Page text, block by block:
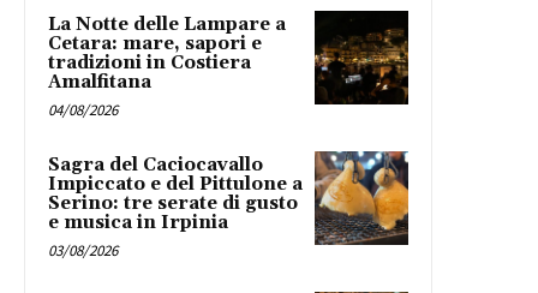
La Notte delle Lampare a
Cetara: mare, sapori e
tradizioni in Costiera
Amalfitana
04/08/2026
Sagra del Caciocavallo
Impiccato e del Pittulone a
Serino: tre serate di gusto
e musica in Irpinia
03/08/2026